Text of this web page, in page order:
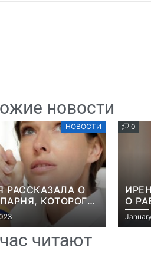
новости
НОВОСТИ
РАССКАЗАЛА О
КОТОРОГО
НА ГЛАЗАХ
“ОН ВЕСЬ УДАР
СЕБЯ”
0
О
читают